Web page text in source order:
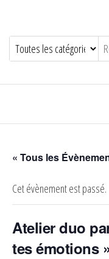
Adeline Philippot
« Tous les
Cet évènement est passé.
Atelier duo
tes émotions »